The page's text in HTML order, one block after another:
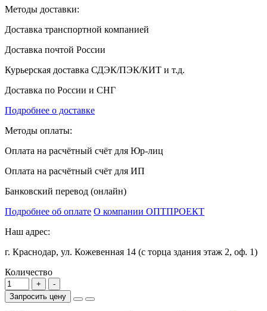
Методы доставки:
Доставка транспортной компанией
Доставка почтой России
Курьерская доставка СДЭК/ПЭК/КИТ и т.д.
Доставка по России и СНГ
Подробнее о доставке
Методы оплаты:
Оплата на расчётный счёт для Юр-лиц
Оплата на расчётный счёт для ИП
Банковский перевод (онлайн)
Подробнее об оплате О компании ОПТПРОЕКТ
Наш адрес:
г. Краснодар, ул. Кожевенная 14 (с торца здания этаж 2, оф. 1)
Количество
Запросить цену